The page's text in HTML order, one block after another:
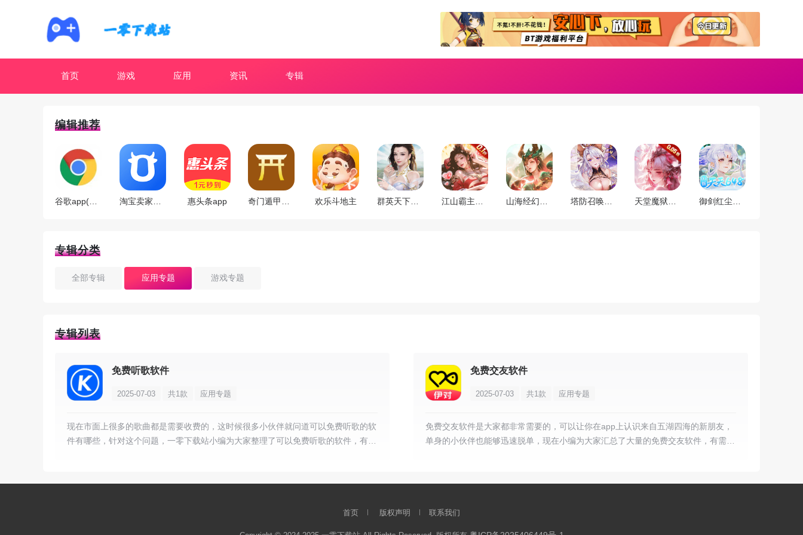
首页 游戏 应用 资讯 专辑
编辑推荐
惠头条app 欢乐斗地主 塔防召唤师（0.1折暴打策划）
专辑分类
全部专辑 应用专题 游戏专题
专辑列表
免费听歌软件
2025-07-03 共1款 应用专题
现在市面上很多的歌曲都是需要收费的，这时候很多小伙伴就问道可以免费听歌的软
件有哪些，针对这个问题，一零下载站小编为大家整理了可以免费听歌的软件，有需
免费交友软件
2025-07-03 共1款 应用专题
免费交友软件是大家都非常需要的，可以让你在app上认识来自五湖四海的新朋友，
单身的小伙伴也能够迅速脱单，现在小编为大家汇总了大量的免费交友软件，有需要
首页 版权声明 联系我们